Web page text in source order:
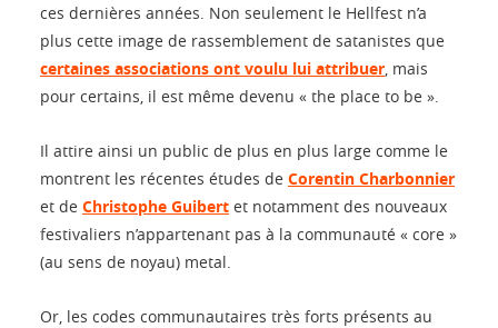
ces dernières années. Non seulement le Hellfest n’a
plus cette image de rassemblement de satanistes que
certaines associations ont voulu lui attribuer , mais
pour certains, il est même devenu « the place to be ».
Il attire ainsi un public de plus en plus large comme le
montrent les récentes études de Corentin Charbonnier
et de Christophe Guibert et notamment des nouveaux
festivaliers n’appartenant pas à la communauté « core »
(au sens de noyau) metal.
Or, les codes communautaires très forts présents au